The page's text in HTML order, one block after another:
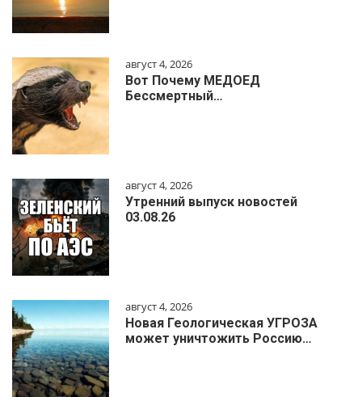
август 4, 2026
Вот Почему МЕДОЕД
Бессмертный…
август 4, 2026
Утренний выпуск новостей
03.08.26
август 4, 2026
Новая Геологическая УГРОЗА
может уничтожить Россию…